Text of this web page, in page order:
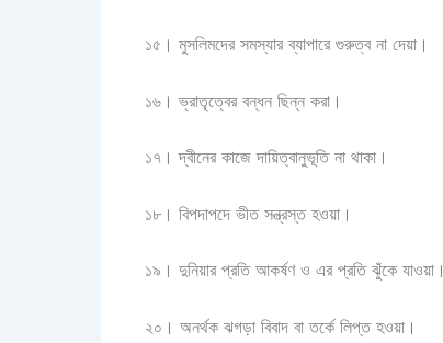
১৫। মুসলিমদের সমস্যার ব্যাপারে গুরুত্ব না দেয়া।
১৬। ভ্রাতৃত্বের বন্ধন ছিন্ন করা।
১৭। দ্বীনের কাজে দায়িত্বানুভূতি না থাকা।
১৮। বিপদাপদে ভীত সন্ত্রস্ত হওয়া।
১৯। দুনিয়ার প্রতি আকর্ষণ ও এর প্রতি ঝুঁকে যাওয়া।
২০। অনর্থক ঝগড়া বিবাদ বা তর্কে লিপ্ত হওয়া।